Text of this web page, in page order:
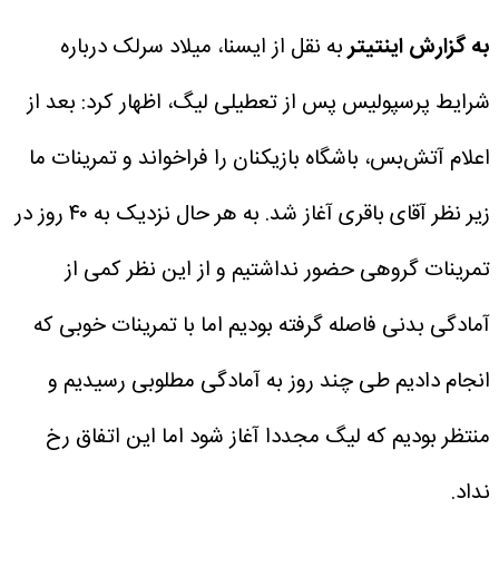
به گزارش اینتیتربه نقل از ایسنا، میلاد سرلک درباره
شرایط پرسپولیس پس از تعطیلی لیگ، اظهار کرد: بعد از
اعلام آتش‌بس، باشگاه بازیکنان را فراخواند و تمرینات ما
زیر نظر آقای باقری آغاز شد. به هر حال نزدیک به ۴۰ روز در
تمرینات گروهی حضور نداشتیم و از این نظر کمی از
آمادگی بدنی فاصله گرفته بودیم اما با تمرینات خوبی که
انجام دادیم طی چند روز به آمادگی‌ مطلوبی رسیدیم و
منتظر بودیم که لیگ مجددا آغاز شود اما این اتفاق رخ
نداد.